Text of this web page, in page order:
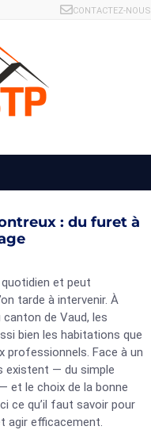
CONTACTEZ-NOUS
: du furet à
et peut
tarde à intervenir. À
de Vaud, les
bien les habitations que
professionnels. Face à un
existent — du simple
et le choix de la bonne
ce qu’il faut savoir pour
agir efficacement.